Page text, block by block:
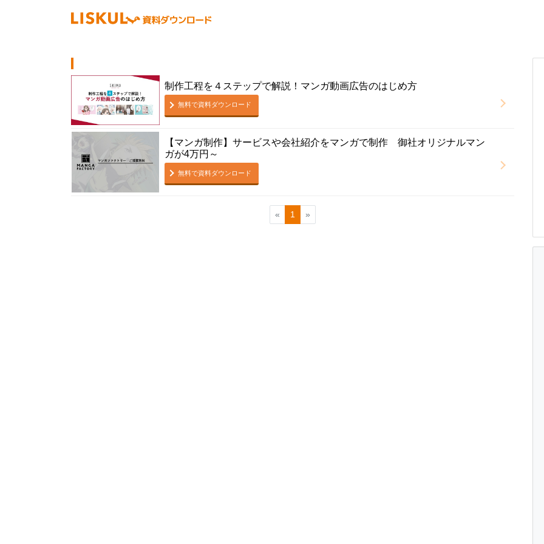
制作工程を４ステップで解説！マンガ動画広告のはじめ方
無料で資料ダウンロード
【マンガ制作】サービスや会社紹介をマンガで制作 御社オリジナルマン
ガが4万円～
無料で資料ダウンロード
« 1 »